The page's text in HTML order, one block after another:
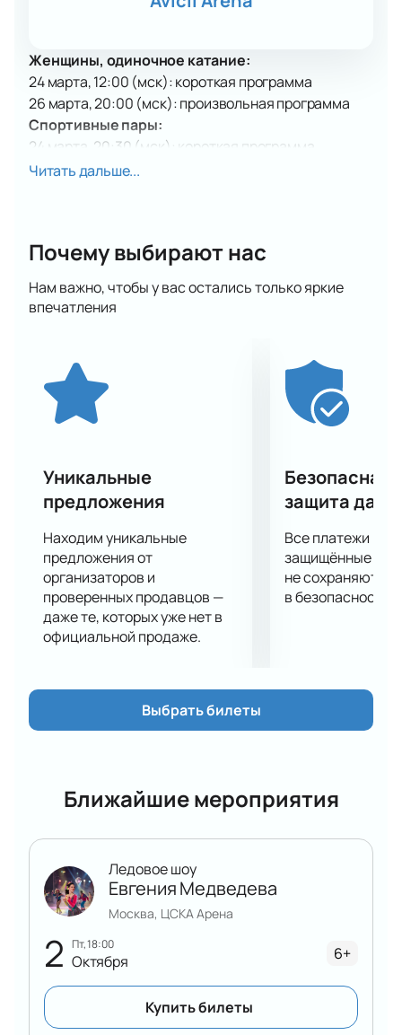
Женщины, одиночное катание:
24 марта, 12:00 (мск): короткая программа
26 марта, 20:00 (мск): произвольная программа
Спортивные пары:
24 марта, 20:30 (мск): короткая программа
25 марта, 20:10 (мск): произвольная программа
Танцы на льду:
27 марта, 19:00 (мск): произвольный танец
Читать дальше...
Почему выбирают нас
Нам важно, чтобы у вас остались только яркие
впечатления
Уникальные
предложения
Находим уникальные
предложения от
организаторов и
проверенных продавцов —
даже те, которых уже нет в
официальной продаже.
Безопасная
защита
Все платежи
защищённые
не сохраняются
в безопасности.
Выбрать билеты
Ближайшие мероприятия
2 пт, 18:00
Октября
Ледовое шоу
Евгения Медведева
Москва, ЦСКА Арена
6+
Купить билеты